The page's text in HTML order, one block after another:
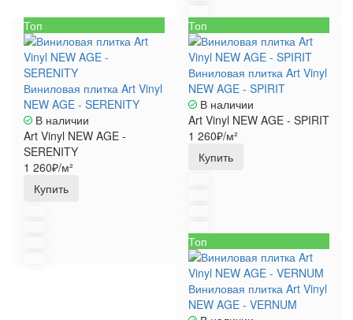
Топ
Виниловая плитка Art Vinyl
NEW AGE - SERENITY
В наличии
Art Vinyl NEW AGE -
SERENITY
1 260₽/м²
Купить
Топ
Виниловая плитка Art Vinyl
NEW AGE - SPIRIT
В наличии
Art Vinyl NEW AGE - SPIRIT
1 260₽/м²
Купить
Топ
Виниловая плитка Art Vinyl
NEW AGE - VERNUM